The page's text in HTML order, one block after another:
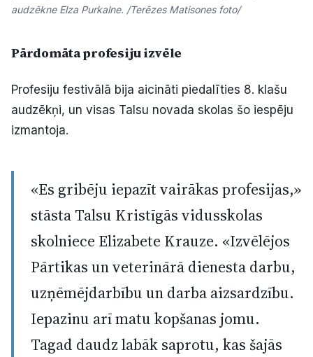
audzēkne Elza Purkalne. /Terēzes Matisones foto/
Pārdomāta profesiju izvēle
Profesiju festivālā bija aicināti piedalīties 8. klašu
audzēkņi, un visas Talsu novada skolas šo iespēju
izmantoja.
«Es gribēju iepazīt vairākas profesijas,»
stāsta Talsu Kristīgās vidusskolas
skolniece Elizabete Krauze. «Izvēlējos
Pārtikas un veterinārā dienesta darbu,
uzņēmējdarbību un darba aizsardzību.
Iepazinu arī matu kopšanas jomu.
Tagad daudz labāk saprotu, kas šajās